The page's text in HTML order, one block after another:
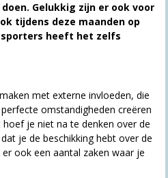
Gelukkig zijn er ook voor
tijdens deze maanden op
heeft het zelfs
met externe invloeden, die
omstandigheden creëren
je niet na te denken over de
je de beschikking hebt over de
ook een aantal zaken waar je